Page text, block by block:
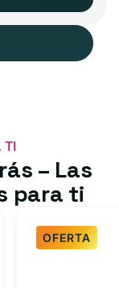
TI
– Las
para ti
OFERTA